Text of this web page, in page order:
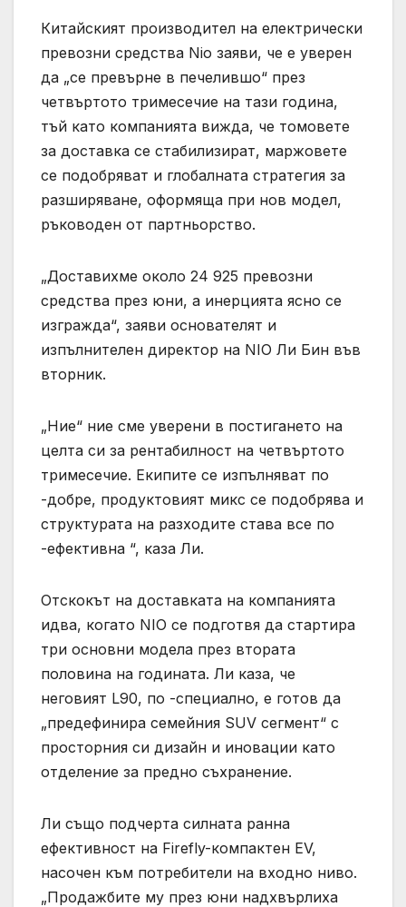
Китайският производител на електрически
превозни средства Nio заяви, че е уверен
да „се превърне в печелившо“ през
четвъртото тримесечие на тази година,
тъй като компанията вижда, че томовете
за доставка се стабилизират, маржовете
се подобряват и глобалната стратегия за
разширяване, оформяща при нов модел,
ръководен от партньорство.
„Доставихме около 24 925 превозни
средства през юни, а инерцията ясно се
изгражда“, заяви основателят и
изпълнителен директор на NIO Ли Бин във
вторник.
„Ние“ ние сме уверени в постигането на
целта си за рентабилност на четвъртото
тримесечие. Екипите се изпълняват по
-добре, продуктовият микс се подобрява и
структурата на разходите става все по
-ефективна “, каза Ли.
Отскокът на доставката на компанията
идва, когато NIO се подготвя да стартира
три основни модела през втората
половина на годината. Ли каза, че
неговият L90, по -специално, е готов да
„предефинира семейния SUV сегмент“ с
просторния си дизайн и иновации като
отделение за предно съхранение.
Ли също подчерта силната ранна
ефективност на Firefly-компактен EV,
насочен към потребители на входно ниво.
„Продажбите му през юни надхвърлиха